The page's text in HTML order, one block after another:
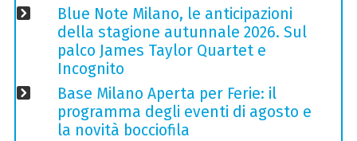
Blue Note Milano, le anticipazioni
della stagione autunnale 2026. Sul
palco James Taylor Quartet e
Incognito
Base Milano Aperta per Ferie: il
programma degli eventi di agosto e
la novità bocciofila